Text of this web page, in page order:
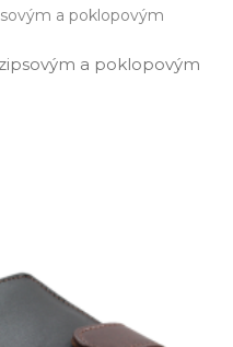
a poklopovým
a poklopovým